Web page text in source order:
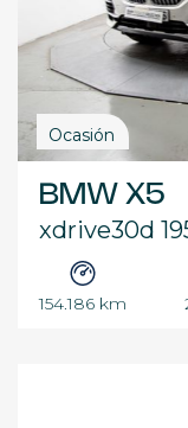
Ocasión
BMW X5
xdrive30d
154.186 km